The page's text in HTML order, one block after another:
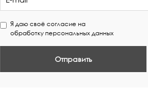
Я даю своё согласие на
обработку персональных данных
Отправить